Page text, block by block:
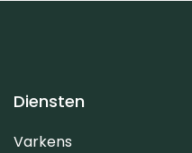
Diensten
Varkens